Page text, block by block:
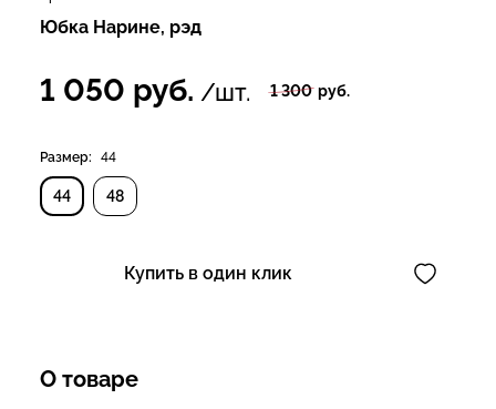
Юбка Нарине, рэд
1 050 руб. /шт. 1 300 руб.
Размер: 44
44 48
Купить в один клик
О товаре